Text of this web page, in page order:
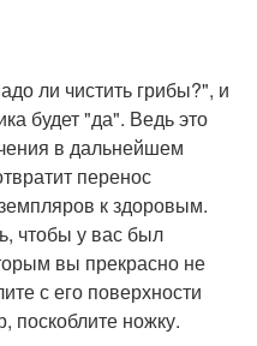
ли чистить грибы?", и
будет "да". Ведь это
в дальнейшем
перенос
к здоровым.
чтобы у вас был
вы прекрасно не
с его поверхности
поскоблите ножку.